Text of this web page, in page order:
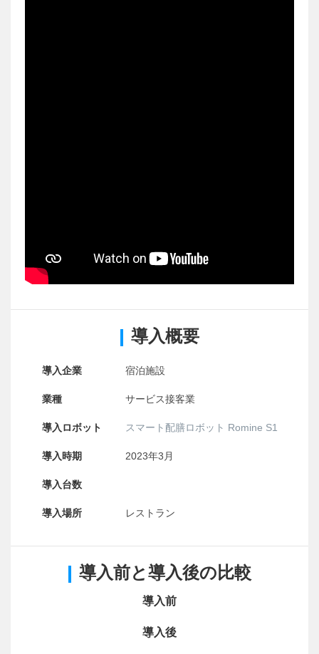
導入概要
導入企業 宿泊施設
業種 サービス接客業
導入ロボット スマート配膳ロボット Romine S1
導入時期 2023年3月
導入台数
導入場所 レストラン
導入前と導入後の比較
導入前
導入後